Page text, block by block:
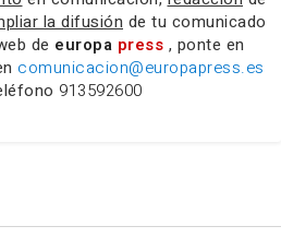
la difusión de tu comunicado
de europa press , ponte en
comunicacion@europapress.es
913592600